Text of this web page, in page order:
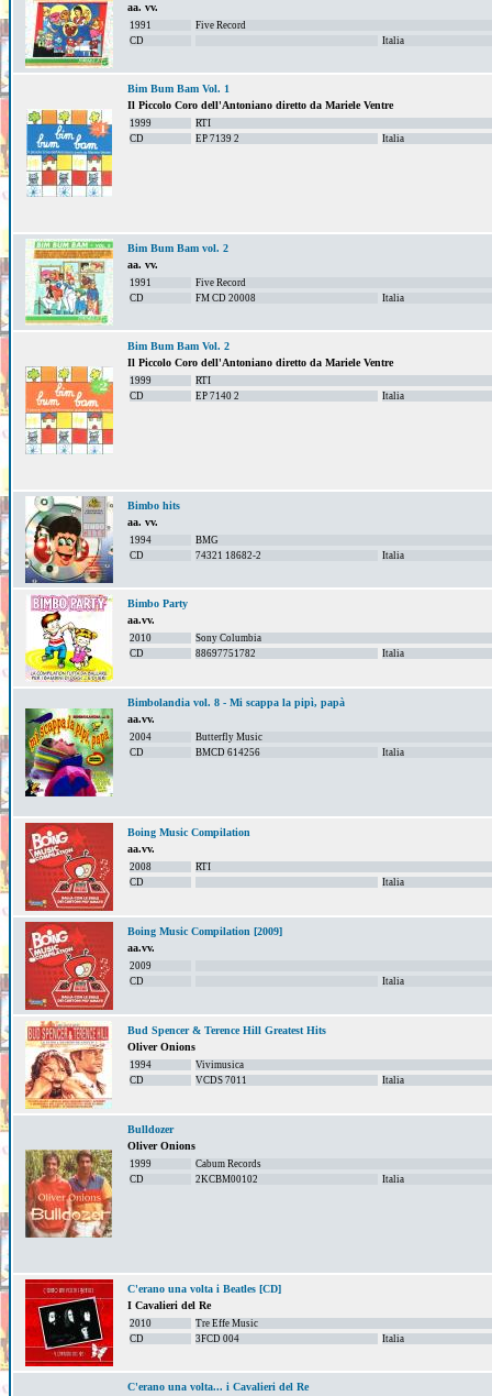
aa. vv.
1991
Five Record
CD
Italia
Bim Bum Bam Vol. 1
Il Piccolo Coro dell'Antoniano diretto da Mariele Ventre
1999
RTI
CD
EP 7139 2 Italia
Bim Bum Bam vol. 2
aa. vv.
1991
Five Record
CD
FM CD 20008 Italia
Bim Bum Bam Vol. 2
Il Piccolo Coro dell'Antoniano diretto da Mariele Ventre
1999
RTI
CD
EP 7140 2 Italia
Bimbo hits
aa. vv.
1994
BMG
CD
74321 18682-2 Italia
Bimbo Party
aa.vv.
2010
Sony Columbia
CD
88697751782 Italia
Bimbolandia vol. 8 - Mi scappa la pipì, papà
aa.vv.
2004
Butterfly Music
CD
BMCD 614256 Italia
Boing Music Compilation
aa.vv.
2008
RTI
CD
Italia
Boing Music Compilation [2009]
aa.vv.
2009
CD
Italia
Bud Spencer & Terence Hill Greatest Hits
Oliver Onions
1994
Vivimusica
CD
VCDS 7011 Italia
Bulldozer
Oliver Onions
1999
Cabum Records
CD
2KCBM00102 Italia
C'erano una volta i Beatles [CD]
I Cavalieri del Re
2010
Tre Effe Music
CD
3FCD 004 Italia
C'erano una volta... i Cavalieri del Re